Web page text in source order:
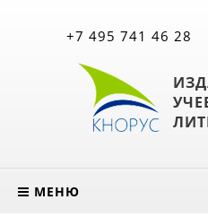
+7 495 741 46 28
МЕНЮ